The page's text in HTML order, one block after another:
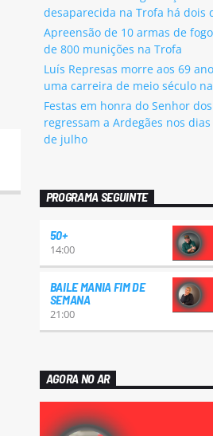
desaparecida na Trofa há dois
Apreensão de 10 armas de
de 800 munições na Trofa
Luís Represas morre aos 69
uma carreira de meio século
Festas em honra do Senhor
regressam a Ardegães nos dias
de julho
PROGRAMA SEGUINTE
50+
14:00
BAILE MANIA FIM DE
SEMANA
21:00
AGORA NO AR